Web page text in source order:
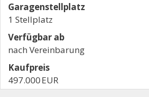
Garagen­stellplatz
1 Stellplatz
Verfügbar ab
nach Vereinbarung
Kaufpreis
497.000 EUR